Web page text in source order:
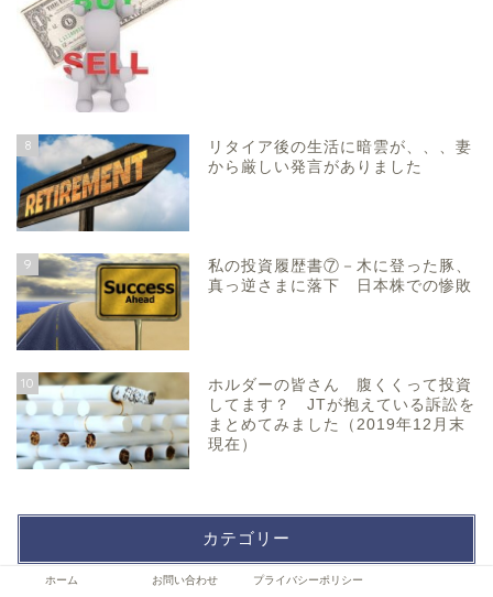
8
リタイア後の生活に暗雲が、、、妻
から厳しい発言がありました
9
私の投資履歴書⑦－木に登った豚、
真っ逆さまに落下 日本株での惨敗
10
ホルダーの皆さん 腹くくって投資
してます？ JTが抱えている訴訟を
まとめてみました（2019年12月末
現在）
カテゴリー
ホーム お問い合わせ プライバシーポリシー